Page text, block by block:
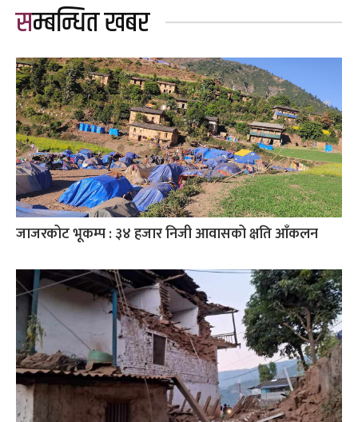
सम्बन्धित खबर
जाजरकोट भूकम्प : ३४ हजार निजी आवासको क्षति आँकलन